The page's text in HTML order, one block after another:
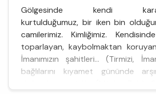
Gölgesinde kendi
kurtulduğumuz, bir iken bin
camilerimiz. Kimliğimiz.
toparlayan, kaybolmaktan koruyan
İmanımızın şahitleri… (Tirmizi,
bağlılarını kıyamet gününde